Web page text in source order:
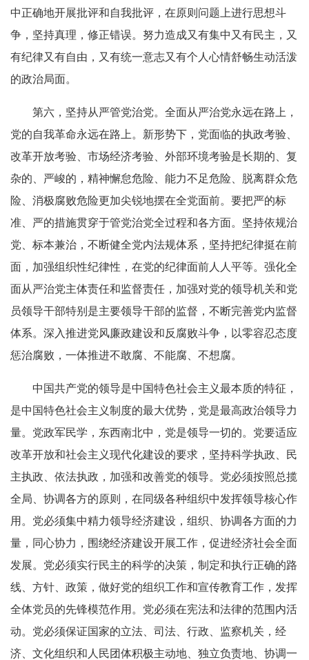
中正确地开展批评和自我批评，在原则问题上进行思想斗
争，坚持真理，修正错误。努力造成又有集中又有民主，又
有纪律又有自由，又有统一意志又有个人心情舒畅生动活泼
的政治局面。
第六，坚持从严管党治党。全面从严治党永远在路上，
党的自我革命永远在路上。新形势下，党面临的执政考验、
改革开放考验、市场经济考验、外部环境考验是长期的、复
杂的、严峻的，精神懈怠危险、能力不足危险、脱离群众危
险、消极腐败危险更加尖锐地摆在全党面前。要把严的标
准、严的措施贯穿于管党治党全过程和各方面。坚持依规治
党、标本兼治，不断健全党内法规体系，坚持把纪律挺在前
面，加强组织性纪律性，在党的纪律面前人人平等。强化全
面从严治党主体责任和监督责任，加强对党的领导机关和党
员领导干部特别是主要领导干部的监督，不断完善党内监督
体系。深入推进党风廉政建设和反腐败斗争，以零容忍态度
惩治腐败，一体推进不敢腐、不能腐、不想腐。
中国共产党的领导是中国特色社会主义最本质的特征，
是中国特色社会主义制度的最大优势，党是最高政治领导力
量。党政军民学，东西南北中，党是领导一切的。党要适应
改革开放和社会主义现代化建设的要求，坚持科学执政、民
主执政、依法执政，加强和改善党的领导。党必须按照总揽
全局、协调各方的原则，在同级各种组织中发挥领导核心作
用。党必须集中精力领导经济建设，组织、协调各方面的力
量，同心协力，围绕经济建设开展工作，促进经济社会全面
发展。党必须实行民主的科学的决策，制定和执行正确的路
线、方针、政策，做好党的组织工作和宣传教育工作，发挥
全体党员的先锋模范作用。党必须在宪法和法律的范围内活
动。党必须保证国家的立法、司法、行政、监察机关，经
济、文化组织和人民团体积极主动地、独立负责地、协调一